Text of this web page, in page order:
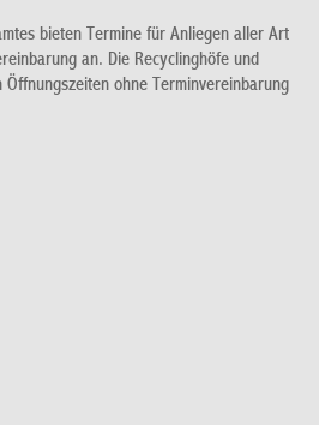
bieten Termine für Anliegen aller Art
an. Die Recyclinghöfe und
Öffnungszeiten ohne Terminvereinbarung